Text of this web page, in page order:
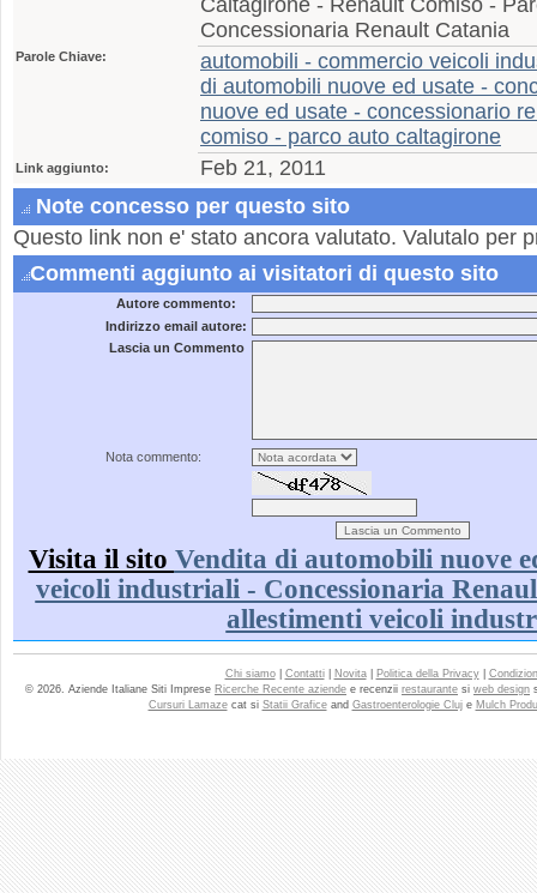
Caltagirone - Renault Comiso -
Concessionaria Renault Catania
Parole Chiave:
automobili - commercio veicoli
di automobili nuove ed usate -
nuove ed usate - concessionario
comiso - parco auto caltagirone
Link aggiunto:
Feb 21, 2011
Note concesso per questo sito
Questo link non e' stato ancora valutato. Valutalo per
Commenti aggiunto ai visitatori di questo sito
Autore commento:
Indirizzo email autore:
Lascia un Commento
Nota commento:
Visita il sito Vendita di automobili nuove
veicoli industriali - Concessionaria
allestimenti veicoli
Chi siamo| Contatti| Novita| Politica della Privacy|
© 2026. Aziende Italiane Siti Imprese Ricerche Recente aziende e recenzii restaurante si web design
Cursuri Lamazecat si Statii Graficeand Gastroenterologie Cluje Mulch